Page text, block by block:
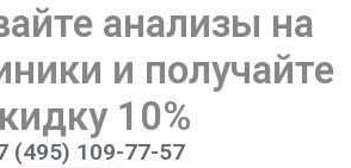
анализы на
и получайте
10%
(495) 109-77-57